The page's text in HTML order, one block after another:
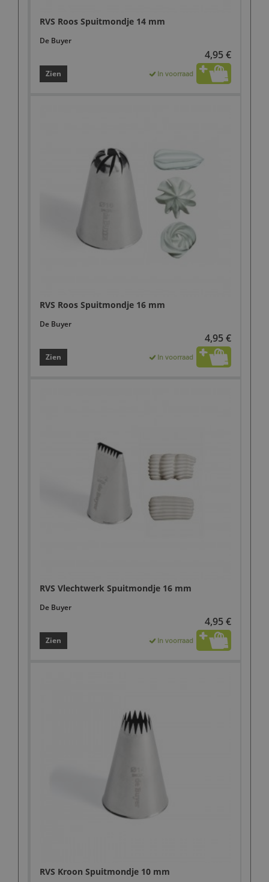
RVS Roos Spuitmondje 14 mm
De Buyer
4,95 €
Zien In voorraad
RVS Roos Spuitmondje 16 mm
De Buyer
4,95 €
Zien In voorraad
RVS Vlechtwerk Spuitmondje 16 mm
De Buyer
4,95 €
Zien In voorraad
RVS Kroon Spuitmondje 10 mm